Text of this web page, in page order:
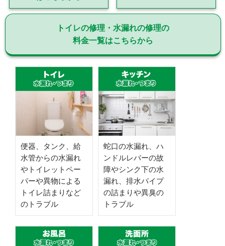
トイレの修理・水漏れの修理の
料金一覧はこちらから
便器、タンク、給
水管からの水漏れ
やトイレットペー
パーや異物による
トイレ詰まりなど
のトラブル
蛇口の水漏れ、ハ
ンドルレバーの故
障やシンク下の水
漏れ、排水パイプ
の詰まりや異臭の
トラブル